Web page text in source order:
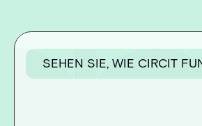
SEHEN SIE, WIE CIRCIT